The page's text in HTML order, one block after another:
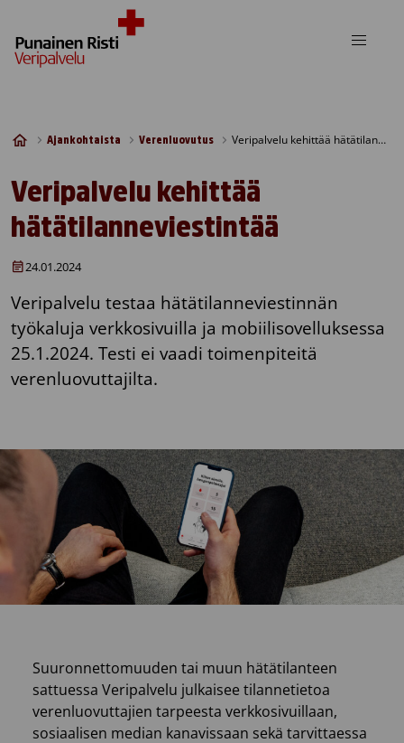
Ajankohtaista Verenluovutus Veripalvelu kehittää hätätilanneviestintää
Veripalvelu kehittää
hätätilanneviestintää
24.01.2024
Veripalvelu testaa hätätilanneviestinnän
työkaluja verkkosivuilla ja mobiilisovelluksessa
25.1.2024. Testi ei vaadi toimenpiteitä
verenluovuttajilta.
Suuronnettomuuden tai muun hätätilanteen
sattuessa Veripalvelu julkaisee tilannetietoa
verenluovuttajien tarpeesta verkkosivuillaan,
sosiaalisen median kanavissaan sekä tarvittaessa